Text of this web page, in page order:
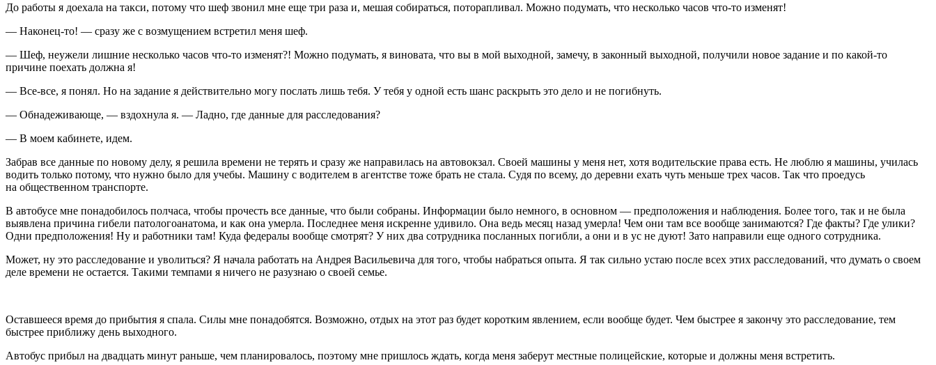
До работы я доехала на такси, потому что шеф звонил мне еще три раза и, мешая собираться, поторапливал. Можно подумать, что несколько часов что-то изменят!
— Наконец-то! — сразу же с возмущением встретил меня шеф.
— Шеф, неужели лишние несколько часов что-то изменят?! Можно подумать, я виновата, что вы в мой выходной, замечу, в законный выходной, получили новое задание и по какой-то
причине поехать должна я!
— Все-все, я понял. Но на задание я действительно могу послать лишь тебя. У тебя у одной есть шанс раскрыть это дело и не погибнуть.
— Обнадеживающе, — вздохнула я. — Ладно, где данные для расследования?
— В моем кабинете, идем.
Забрав все данные по новому делу, я решила времени не терять и сразу же направилась на автовокзал. Своей машины у меня нет, хотя водительские права есть. Не люблю я машины, училась
водить только потому, что нужно было для учебы. Машину с водителем в агентстве тоже брать не стала. Судя по всему, до деревни ехать чуть меньше трех часов. Так что проедусь
на общественном транспорте.
В автобусе мне понадобилось полчаса, чтобы прочесть все данные, что были собраны. Информации было немного, в основном — предположения и наблюдения. Более того, так и не была
выявлена причина гибели патологоанатома, и как она умерла. Последнее меня искренне удивило. Она ведь месяц назад умерла! Чем они там все вообще занимаются? Где факты? Где улики?
Одни предположения! Ну и работники там! Куда федералы вообще смотрят? У них два сотрудника посланных погибли, а они и в ус не дуют! Зато направили еще одного сотрудника.
Может, ну это расследование и уволиться? Я начала работать на Андрея Васильевича для того, чтобы набраться опыта. Я так сильно устаю после всех этих расследований, что думать о своем
деле времени не остается. Такими темпами я ничего не разузнаю о своей семье.
Оставшееся время до прибытия я спала. Силы мне понадобятся. Возможно, отдых на этот раз будет коротким явлением, если вообще будет. Чем быстрее я закончу это расследование, тем
быстрее приближу день выходного.
Автобус прибыл на двадцать минут раньше, чем планировалось, поэтому мне пришлось ждать, когда меня заберут местные полицейские, которые и должны меня встретить.